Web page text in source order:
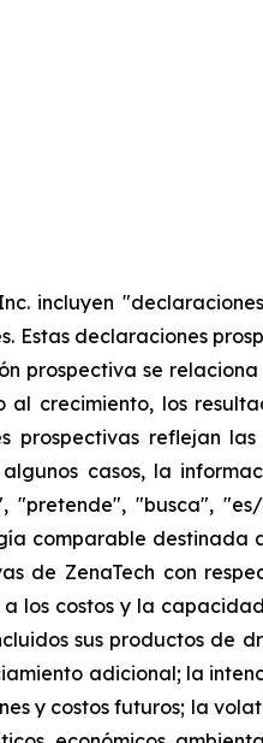
incluyen
Estas declaraciones
prospectiva se
crecimiento, los
prospectivas reflejan
casos, la
"busca",
comparable destinada
de ZenaTech con
los costos y la
sus productos de
adicional; la
y costos futuros; la